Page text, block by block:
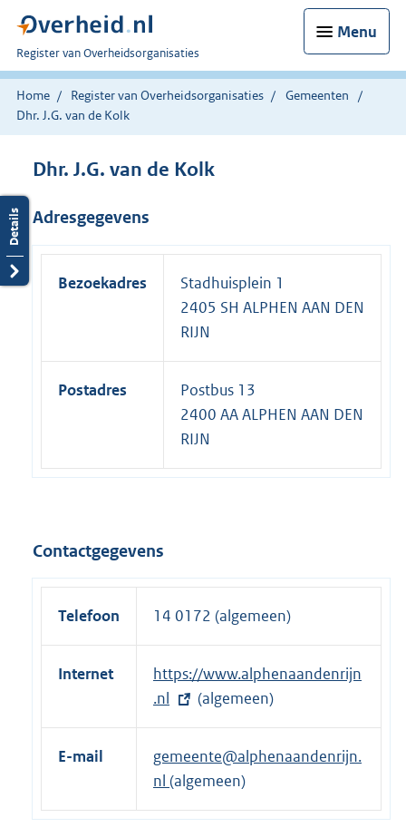
Menu
U
bent
nu
hier:
Register van Overheidsorganisaties
Home Register van Overheidsorganisaties
Gemeenten
Dhr. J.G. van de Kolk
Dhr. J.G. van de Kolk
Adresgegevens
Bezoekadres
Stadhuisplein 1
2405 SH ALPHEN AAN DEN
RIJN
Postadres
Postbus 13
2400 AA ALPHEN AAN DEN
RIJN
Contactgegevens
Telefoon 14 0172 (algemeen)
Internet
E
x
t
r
e
https://www.alphenaandenrijn
.nl
(algemeen)
E-mail
gemeente@alphenaandenrijn.
nl (algemeen)